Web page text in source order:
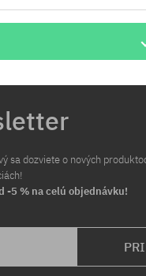
sa dozviete o nových
-5 % na celú objednávku!